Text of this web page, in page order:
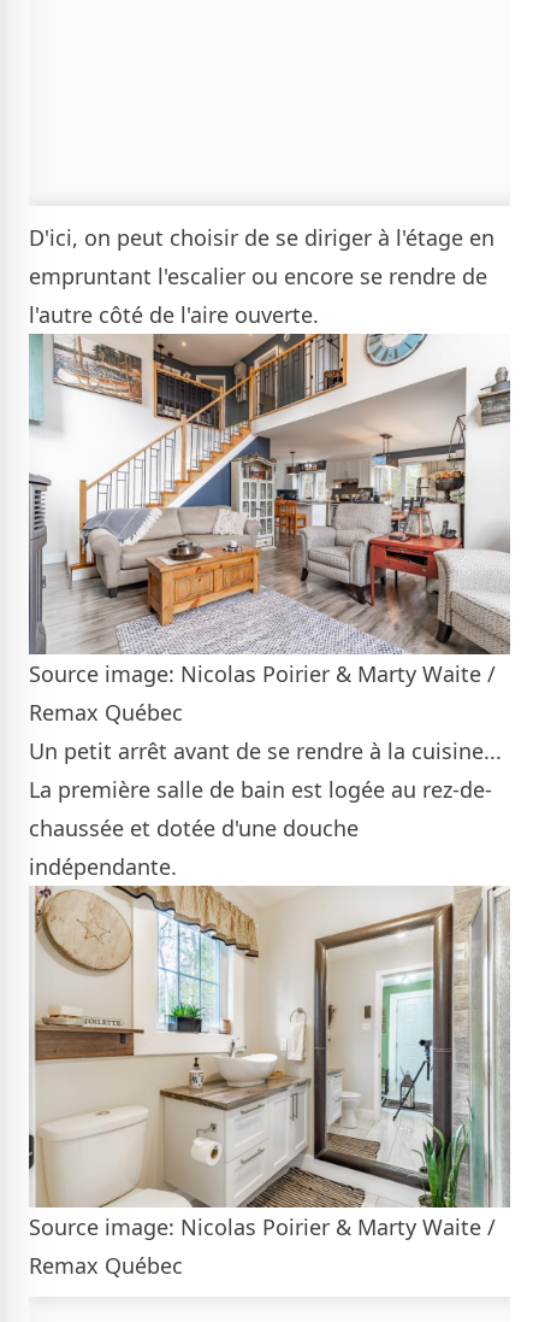
D'ici, on peut choisir de se diriger à l'étage en
empruntant l'escalier ou encore se rendre de
l'autre côté de l'aire ouverte.
Source image: Nicolas Poirier & Marty Waite /
Remax Québec
Un petit arrêt avant de se rendre à la cuisine...
La première salle de bain est logée au rez-de-
chaussée et dotée d'une douche
indépendante.
Source image: Nicolas Poirier & Marty Waite /
Remax Québec